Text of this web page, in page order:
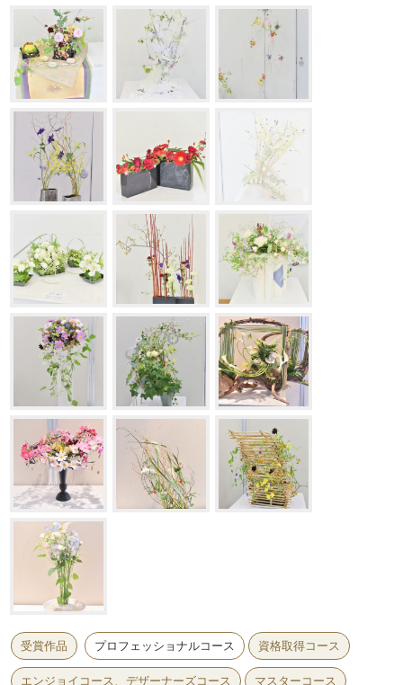
受賞作品 プロフェッショナルコース 資格取得コース
エンジョイコース、デザーナーズコース マスターコース